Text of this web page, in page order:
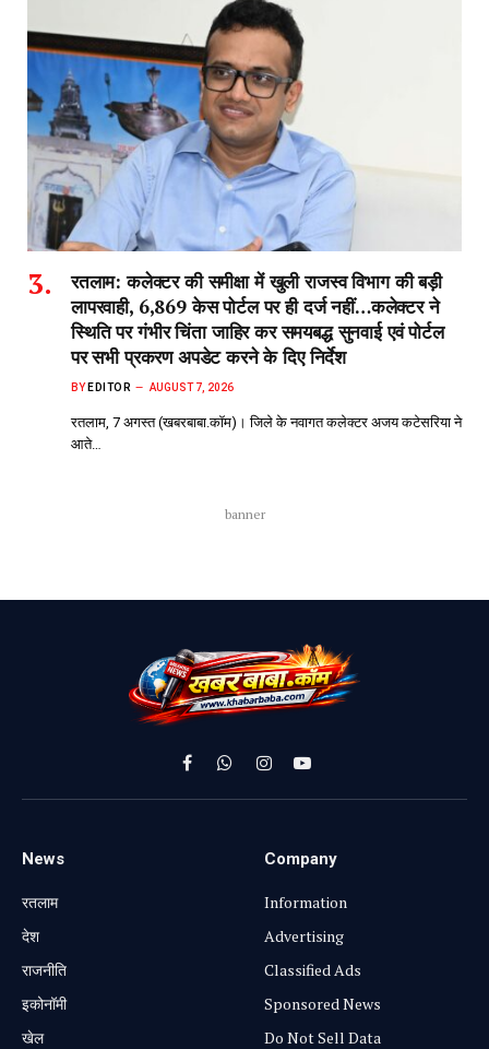
रतलाम: कलेक्टर की समीक्षा में खुली राजस्व विभाग की बड़ी
लापरवाही, 6,869 केस पोर्टल पर ही दर्ज नहीं…कलेक्टर ने
स्थिति पर गंभीर चिंता जाहिर कर समयबद्ध सुनवाई एवं पोर्टल
पर सभी प्रकरण अपडेट करने के दिए निर्देश
BY EDITOR AUGUST 7, 2026
रतलाम, 7 अगस्त (खबरबाबा.कॉम)। जिले के नवागत कलेक्टर अजय कटेसरिया ने
आते…
banner
FacebookWhatsApp
InstagramYouTube
News
रतलाम
⁠देश
राजनीति
⁠इकोनॉमी
खेल
Company
Information
Advertising
Classified Ads
Sponsored News
Do Not Sell Data